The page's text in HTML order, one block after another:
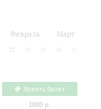
Февраль Март
27 28 29 30 31
Купить билет
1000 р.